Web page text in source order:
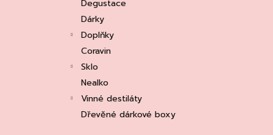
Degustace
Dárky
Doplňky
Coravin
Sklo
Nealko
Vinné destiláty
Dřevěné dárkové boxy